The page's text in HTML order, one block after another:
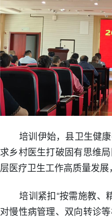
培训伊始， 县卫生健
求乡村医生打破固有思维
层医疗卫生工作高质量发展
培训紧扣“按需施教、
对慢性病管理、双向转诊